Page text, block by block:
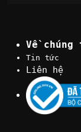
Về
Tin tức
Liên hệ